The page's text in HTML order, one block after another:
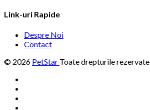
Link-uri Rapide
Despre Noi
Contact
© 2026 PetStar Toate drepturile rezervate